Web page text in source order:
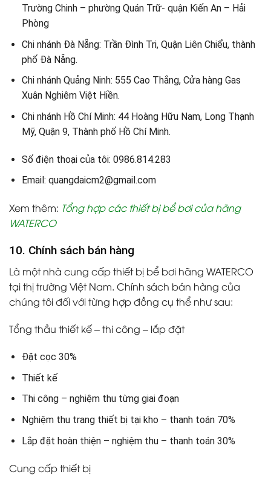
Trường Chinh – phường Quán Trữ- quận Kiến An – Hải
Phòng
Chi nhánh Đà Nẵng: Trần Đình Tri, Quận Liên Chiểu, thành
phố Đà Nẵng.
Chi nhánh Quảng Ninh: 555 Cao Thắng, Cửa hàng Gas
Xuân Nghiêm Việt Hiền.
Chi nhánh Hồ Chí Minh: 44 Hoàng Hữu Nam, Long Thạnh
Mỹ, Quận 9, Thành phố Hồ Chí Minh.
Số điện thoại của tôi: 0986.814.283
Email: quangdaicm2@gmail.com
Xem thêm: Tổng hợp các thiết bị bể bơi của hãng
WATERCO
10. Chính sách bán hàng
Là một nhà cung cấp thiết bị bể bơi hãng WATERCO
tại thị trường Việt Nam. Chính sách bán hàng của
chúng tôi đối với từng hợp đồng cụ thể như sau:
Tổng thầu thiết kế – thi công – lắp đặt
Đặt cọc 30%
Thiết kế
Thi công – nghiệm thu từng giai đoạn
Nghiệm thu trang thiết bị tại kho – thanh toán 70%
Lắp đặt hoàn thiện – nghiệm thu – thanh toán 30%
Cung cấp thiết bị